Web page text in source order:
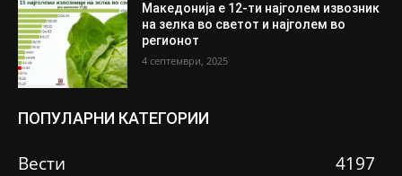
Македонија е 12-ти најголем извозник
на зелка во светот и најголем во
регионот
4 септември, 2025
ПОПУЛАРНИ КАТЕГОРИИ
Вести
4197